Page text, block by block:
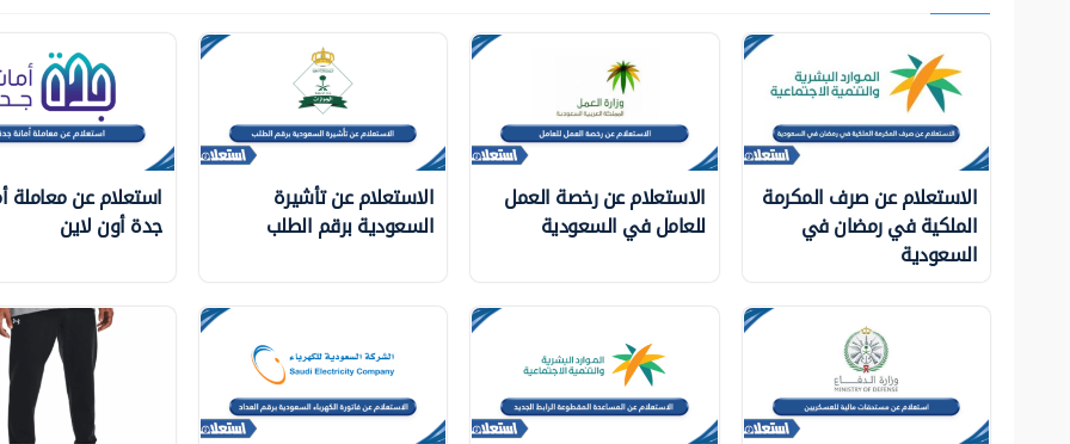
الاستعلام عن صرف المكرمة
الملكية في رمضان في
السعودية
الاستعلام عن رخصة العمل
للعامل في السعودية
الاستعلام عن تأشيرة
السعودية برقم الطلب
استعلام عن معاملة
جدة أون لاين